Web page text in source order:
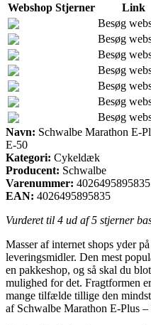
Webshop Stjerner
Link
Besøg
Besøg
Besøg
Besøg
Besøg
Besøg
Besøg
Navn: Schwalbe Marathon E-
E-50
Kategori: Cykeldæk
Producent: Schwalbe
Varenummer: 4026495895835
EAN: 4026495895835
Vurderet til 4 ud af 5 stjerner
Masser af internet shops yder
leveringsmidler. Den mest
en pakkeshop, og så skal du
mulighed for det. Fragtformen
mange tilfælde tillige den
af Schwalbe Marathon E-Plus